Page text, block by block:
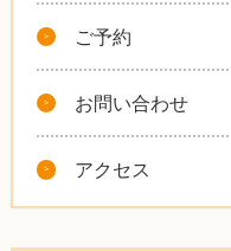
ご予約
お問い合わせ
アクセス